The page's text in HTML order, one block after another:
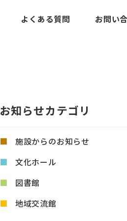
よくある質問 お問い
お知らせカテゴリ
施設からのお知らせ
文化ホール
図書館
地域交流館